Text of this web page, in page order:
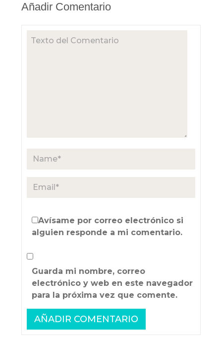
Añadir Comentario
Avísame por correo electrónico si
alguien responde a mi comentario.
Guarda mi nombre, correo
electrónico y web en este navegador
para la próxima vez que comente.